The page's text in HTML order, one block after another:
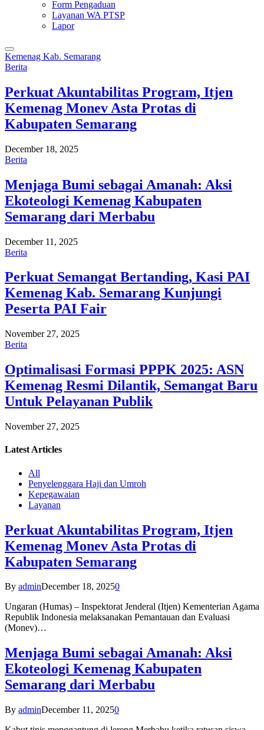
Form Pengaduan
Layanan WA PTSP
Lapor
Kemenag Kab. Semarang
Berita
Perkuat Akuntabilitas Program, Itjen
Kemenag Monev Asta Protas di
Kabupaten Semarang
December 18, 2025
Berita
Menjaga Bumi sebagai Amanah: Aksi
Ekoteologi Kemenag Kabupaten
Semarang dari Merbabu
December 11, 2025
Berita
Perkuat Semangat Bertanding, Kasi PAI
Kemenag Kab. Semarang Kunjungi
Peserta PAI Fair
November 27, 2025
Berita
Optimalisasi Formasi PPPK 2025: ASN
Kemenag Resmi Dilantik, Semangat Baru
Untuk Pelayanan Publik
November 27, 2025
Latest Articles
All
Penyelenggara Haji dan Umroh
Kepegawaian
Layanan
Perkuat Akuntabilitas Program, Itjen
Kemenag Monev Asta Protas di
Kabupaten Semarang
By adminDecember 18, 20250
Ungaran (Humas) – Inspektorat Jenderal (Itjen) Kementerian Agama
Republik Indonesia melaksanakan Pemantauan dan Evaluasi
(Monev)…
Menjaga Bumi sebagai Amanah: Aksi
Ekoteologi Kemenag Kabupaten
Semarang dari Merbabu
By adminDecember 11, 20250